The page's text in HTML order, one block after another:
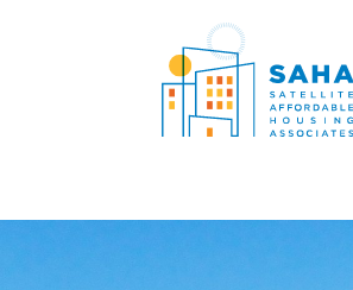
Pular para o conteúdo